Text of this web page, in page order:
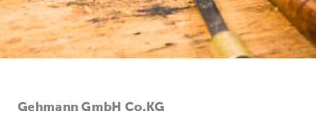
Gehmann GmbH Co.KG